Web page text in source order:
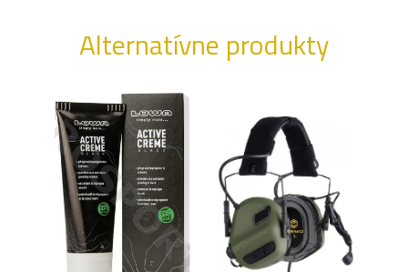
Alternatívne produkty